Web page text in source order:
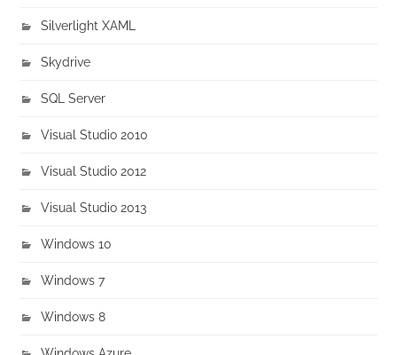
Silverlight XAML
Skydrive
SQL Server
Visual Studio 2010
Visual Studio 2012
Visual Studio 2013
Windows 10
Windows 7
Windows 8